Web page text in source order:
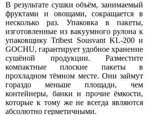
В результате сушки объём, занимаемый
фруктами и овощами, сокращается в
несколько раз. Упаковка в пакеты,
изготовленные из вакуумного рулона к
упаковщику Tribest Sousvant KL-200 и
GOCHU, гарантирует удобное хранение
сушёной продукции. Разместите
компактные плоские пакеты в
прохладном тёмном месте. Они займут
гораздо меньше площади, чем
контейнеры, банки и прочие ёмкости,
которые к тому же не всегда являются
абсолютно герметичными.